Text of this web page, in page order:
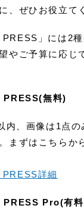
、ぜひお役立て
PRESS」には2
やご予算に応じ
無料)
内、画像は1点の
まずはこちらか
詳細
Pro(有